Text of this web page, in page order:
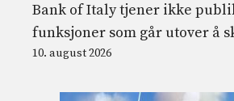
Bank of Italy tjener ikke
funksjoner som går utover å
10. august 2026